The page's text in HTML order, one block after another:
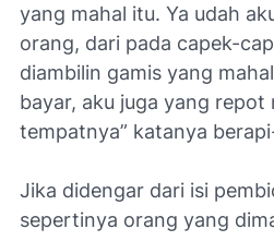
yang mahal itu. Ya udah
orang, dari pada capek-
diambilin gamis yang
bayar, aku juga yang repot
tempatnya” katanya
Jika didengar dari isi
sepertinya orang yang